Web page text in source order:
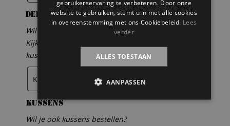
Dekbedden
Wil je ook dekbedden bestellen?
Kijk hiervoor bij producten-bedden-dekbedden en
kussens
Kussens
Wil je ook kussens bestellen?
gebruikerservaring te verbeteren. Door onze
website te gebruiken, stemt u in met alle cookies
in overeenstemming met ons Cookiebeleid. Lees
verder
ALLES TOESTAAN
AANPASSEN